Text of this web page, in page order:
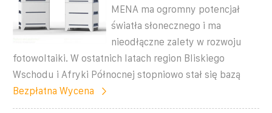
MENA ma ogromny potencjał
światła słonecznego i ma
nieodłączne zalety w rozwoju
fotowoltaiki. W ostatnich latach region Bliskiego
Wschodu i Afryki Północnej stopniowo stał się bazą
Bezpłatna Wycena